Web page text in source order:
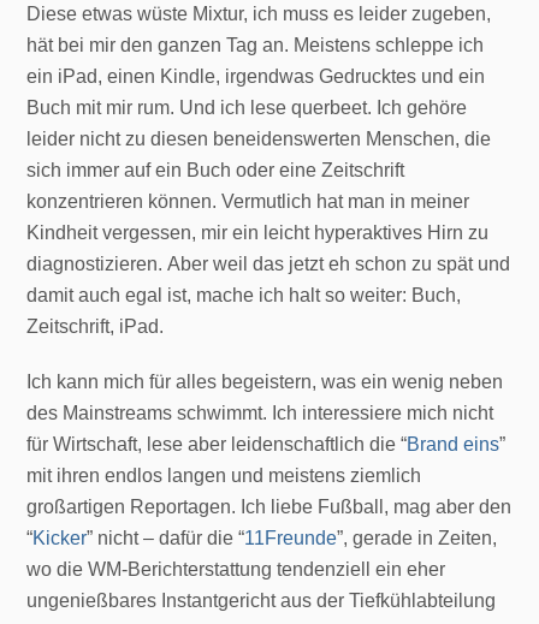
Diese etwas wüste Mixtur, ich muss es leider zugeben,
hät bei mir den ganzen Tag an. Meistens schleppe ich
ein iPad, einen Kindle, irgendwas Gedrucktes und ein
Buch mit mir rum. Und ich lese querbeet. Ich gehöre
leider nicht zu diesen beneidenswerten Menschen, die
sich immer auf ein Buch oder eine Zeitschrift
konzentrieren können. Vermutlich hat man in meiner
Kindheit vergessen, mir ein leicht hyperaktives Hirn zu
diagnostizieren. Aber weil das jetzt eh schon zu spät und
damit auch egal ist, mache ich halt so weiter: Buch,
Zeitschrift, iPad.
Ich kann mich für alles begeistern, was ein wenig neben
des Mainstreams schwimmt. Ich interessiere mich nicht
für Wirtschaft, lese aber leidenschaftlich die “Brand eins”
mit ihren endlos langen und meistens ziemlich
großartigen Reportagen. Ich liebe Fußball, mag aber den
“Kicker” nicht – dafür die “11Freunde”, gerade in Zeiten,
wo die WM-Berichterstattung tendenziell ein eher
ungenießbares Instantgericht aus der Tiefkühlabteilung